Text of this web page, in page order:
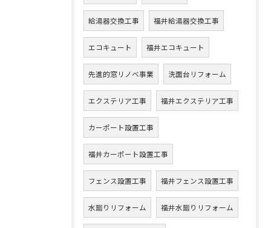
給湯器交換工事 福井給湯器交換工事
エコキュート 福井エコキュート
先進的窓リノベ事業 洗面台リフォーム
エクステリア工事 福井エクステリア工事
カーポート設置工事
福井カーポート設置工事
フェンス設置工事 福井フェンス設置工事
水廻りリフォーム 福井水廻りリフォーム